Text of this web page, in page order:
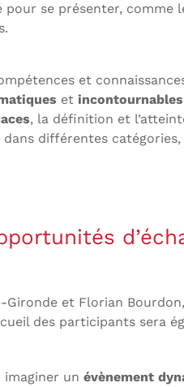
se présenter, comme
et
et incontournables
, la définition et
différentes
Gironde et Florian Bourdon,
des participants sera
un évènement